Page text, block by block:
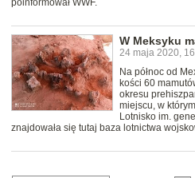
W Meksyku
24 maja 2020,
Na północ od
kości 60
okresu
miejscu, w
Lotnisko im.
znajdowała się tutaj baza lotnictwa